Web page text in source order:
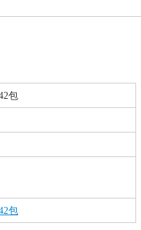
包
包